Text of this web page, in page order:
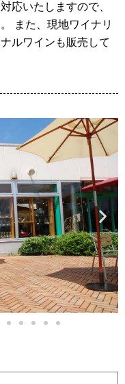
応いたしますので、
また、現地ワイナリ
ルワインも販売して